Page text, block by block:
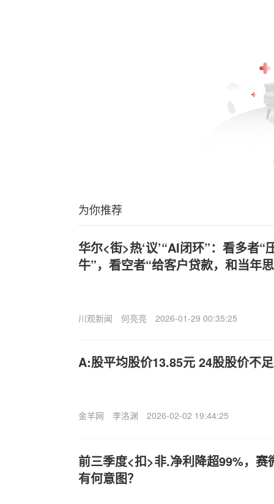
为你推荐
华尔<街>热‘议’“AI闭环”：看多者“
牛”，看空者“给客户贷款，和当年
川观新闻 何亮亮 2026-01-29 00:35:25
A:股平均股价13.85元 24股股价不
金羊网 李洛渊 2026-02-02 19:44:25
前三季度<扣>非.净利降超99%，赛
有何意图？